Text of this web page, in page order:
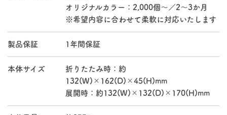
オリジナルカラー：2,000個～／2～3か月
※希望内容に合わせて柔軟に対応いたします
製品保証 1年間保証
本体サイズ
折りたたみ時：約
132(W)×162(D)×45(H)mm
展開時：約132(W)×132(D)×170(H)mm